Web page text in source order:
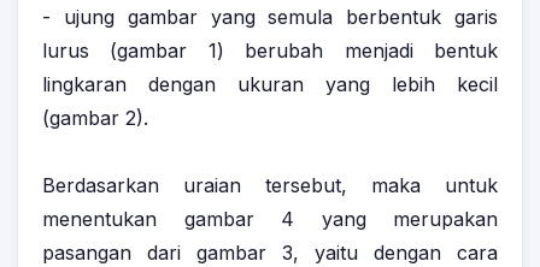
- ujung gambar yang semula berbentuk garis
lurus (gambar 1) berubah menjadi bentuk
lingkaran dengan ukuran yang lebih kecil
(gambar 2).
Berdasarkan uraian tersebut, maka untuk
menentukan gambar 4 yang merupakan
pasangan dari gambar 3, yaitu dengan cara